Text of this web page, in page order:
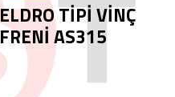
ELDRO TİPİ VİNÇ
FRENİ AS315